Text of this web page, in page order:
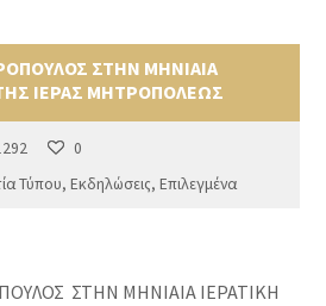
ΣΤΗΝ ΜΗΝΙΑΙΑ
ΙΕΡΑΣ ΜΗΤΡΟΠΟΛΕΩΣ
0
Τύπου,Εκδηλώσεις,Επιλεγμένα
ΣΤΗΝ ΜΗΝΙΑΙΑ ΙΕΡΑΤΙΚΗ